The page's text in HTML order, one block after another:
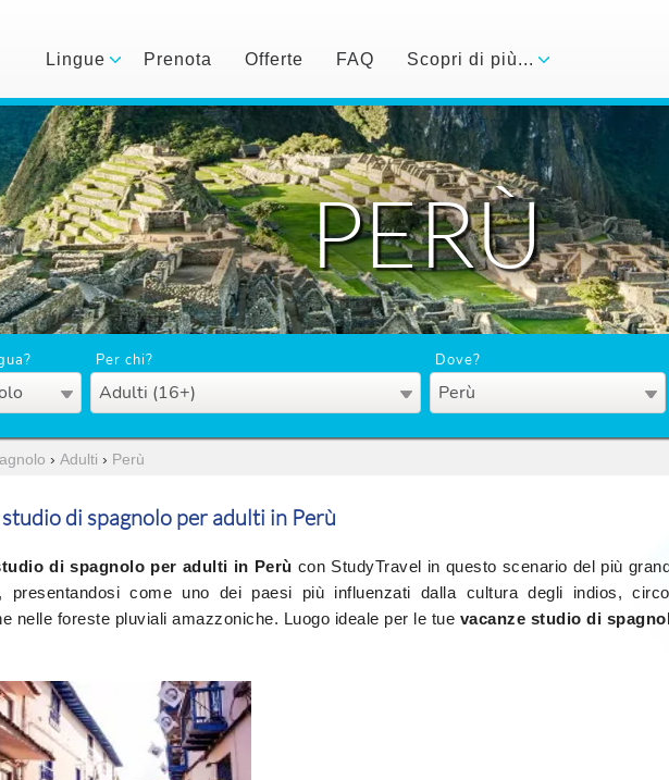
Lingue Prenota Offerte FAQ Scopri di più...
PERÙ
Per chi?
Adulti (16+)
Dove?
Perù
› Adulti › Perù
studio di spagnolo per adulti in Perù
di spagnolo per adulti in Perù con StudyTravel in questo scenario del più
presentandosi come uno dei paesi più influenzati dalla cultura degli indios,
nelle foreste pluviali amazzoniche. Luogo ideale per le tue vacanze studio di
»